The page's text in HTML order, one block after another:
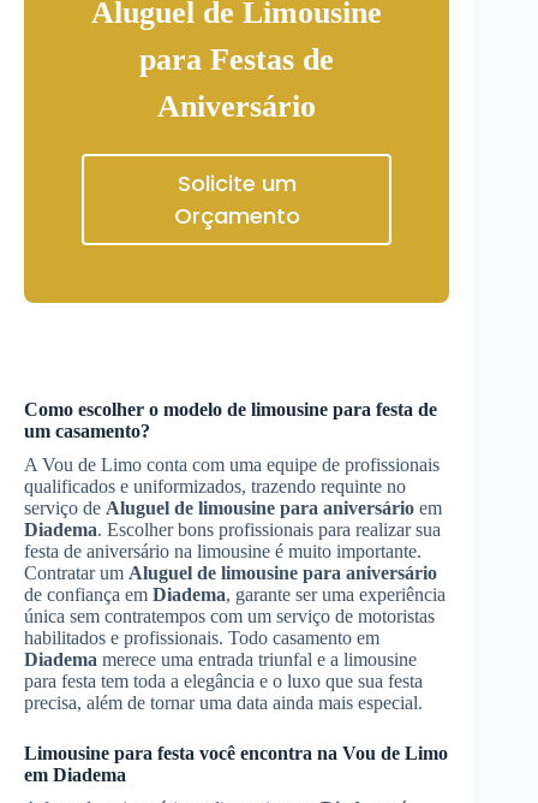
Aluguel de Limousine
para Festas de
Aniversário
Solicite um
Orçamento
Como escolher o modelo de limousine para festa de
um casamento?
A Vou de Limo conta com uma equipe de profissionais
qualificados e uniformizados, trazendo requinte no
serviço de Aluguel de limousine para aniversário em
Diadema. Escolher bons profissionais para realizar sua
festa de aniversário na limousine é muito importante.
Contratar um Aluguel de limousine para aniversário
de confiança em Diadema, garante ser uma experiência
única sem contratempos com um serviço de motoristas
habilitados e profissionais. Todo casamento em
Diadema merece uma entrada triunfal e a limousine
para festa tem toda a elegância e o luxo que sua festa
precisa, além de tornar uma data ainda mais especial.
Limousine para festa você encontra na Vou de Limo
em Diadema